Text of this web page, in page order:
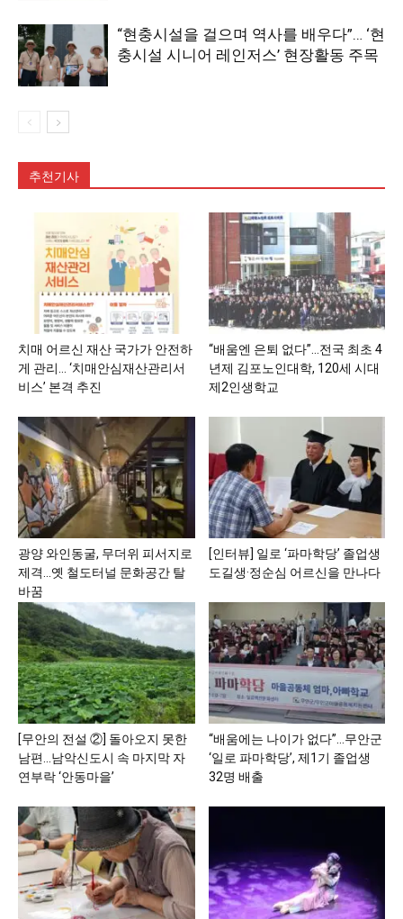
“현충시설을 걸으며 역사를 배우다”… ‘현
충시설 시니어 레인저스’ 현장활동 주목
추천기사
치매 어르신 재산 국가가 안전하
게 관리… ‘치매안심재산관리서
비스’ 본격 추진
“배움엔 은퇴 없다”…전국 최초 4
년제 김포노인대학, 120세 시대
제2인생학교
광양 와인동굴, 무더위 피서지로
제격…옛 철도터널 문화공간 탈
바꿈
[인터뷰] 일로 ‘파마학당’ 졸업생
도길생·정순심 어르신을 만나다
[무안의 전설 ②] 돌아오지 못한
남편…남악신도시 속 마지막 자
연부락 ‘안동마을’
“배움에는 나이가 없다”…무안군
‘일로 파마학당’, 제1기 졸업생
32명 배출